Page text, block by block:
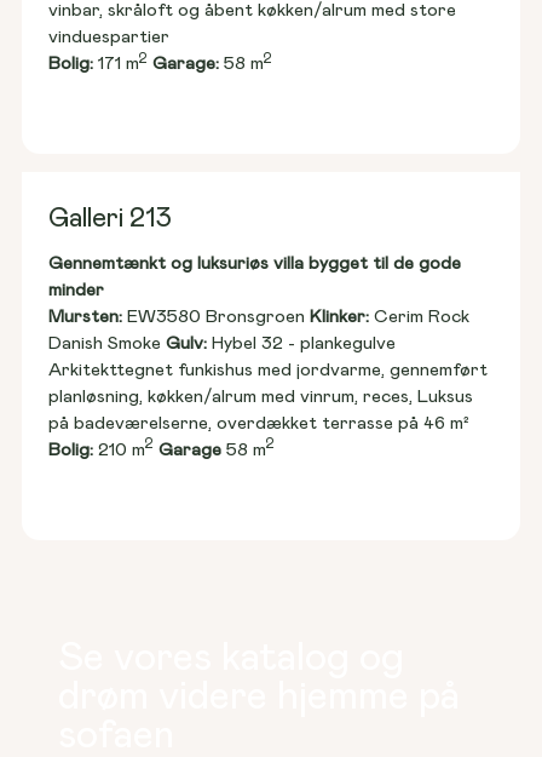
vinbar, skråloft og åbent køkken/alrum med store
vinduespartier
Bolig: 171 m2 Garage: 58 m2
Galleri 213
Gennemtænkt og luksuriøs villa bygget til de gode
minder
Mursten: EW3580 Bronsgroen Klinker: Cerim Rock
Danish Smoke Gulv: Hybel 32 - plankegulve
Arkitekttegnet funkishus med jordvarme, gennemført
planløsning, køkken/alrum med vinrum, reces, Luksus
på badeværelserne, overdækket terrasse på 46 m²
Bolig: 210 m2 Garage 58 m2